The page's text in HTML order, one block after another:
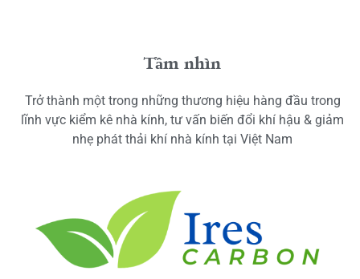
Tầm nhìn
Trở thành một trong những thương hiệu hàng đầu trong
lĩnh vực kiểm kê nhà kính, tư vấn biến đổi khí hậu & giảm
nhẹ phát thải khí nhà kính tại Việt Nam